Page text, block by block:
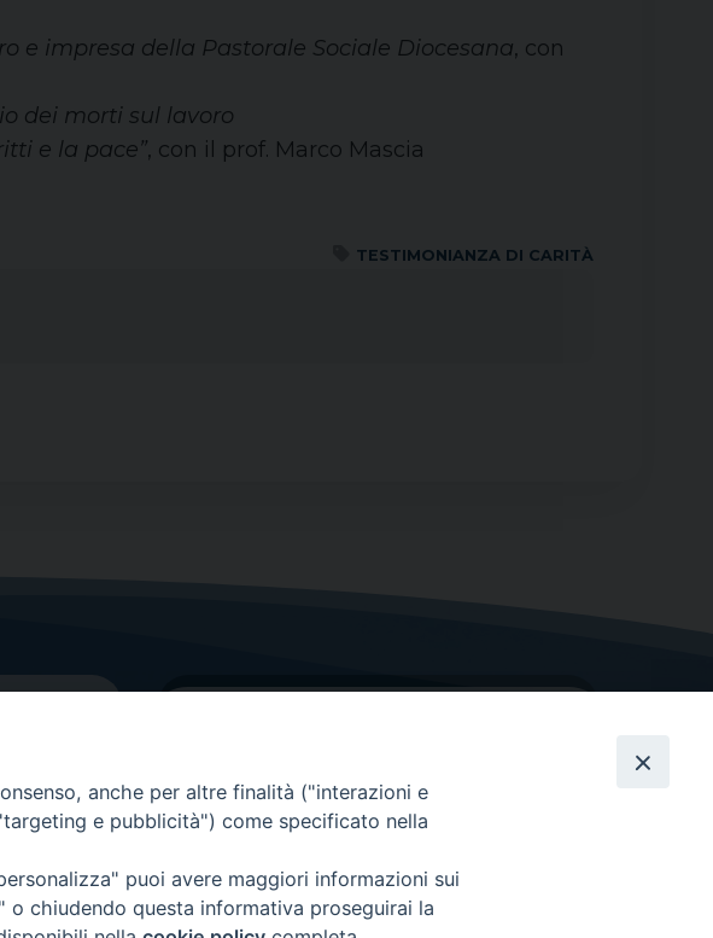
e impresa della Pastorale Sociale Diocesana, con
dei morti sul lavoro
e la pace”, con il prof. Marco Mascia
TESTIMONIANZA DI CARITÀ
GRAZIE PER IL TUO AIUTO
Insieme per la Diocesi
anche per altre finalità ("interazioni e
e pubblicità") come specificato nella
puoi avere maggiori informazioni sui
chiudendo questa informativa proseguirai la